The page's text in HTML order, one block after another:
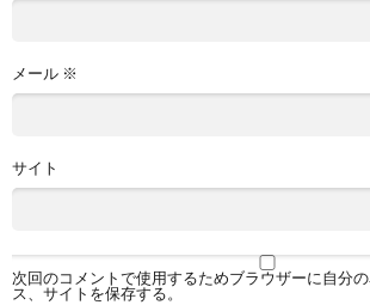
メール ※
サイト
次回のコメントで使用するためブラウザーに自分
ス、サイトを保存する。